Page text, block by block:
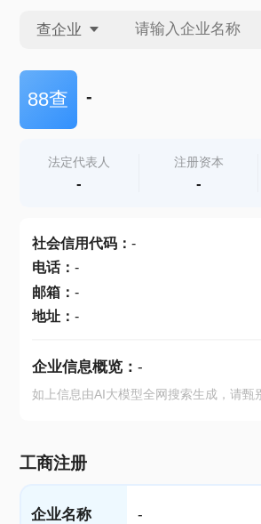
查企业
查企业
查产地
88查 -
法定代表人
-
注册资本
-
社会信用代码： -
电话： -
邮箱： -
地址： -
企业信息概览： -
如上信息由AI大模型全网搜索生成，请甄
工商注册
企业名称 -